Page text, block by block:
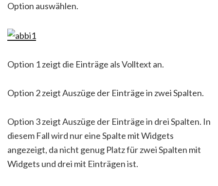
Option auswählen.
Option 1 zeigt die Einträge als Volltext an.
Option 2 zeigt Auszüge der Einträge in zwei Spalten.
Option 3 zeigt Auszüge der Einträge in drei Spalten. In
diesem Fall wird nur eine Spalte mit Widgets
angezeigt, da nicht genug Platz für zwei Spalten mit
Widgets und drei mit Einträgen ist.